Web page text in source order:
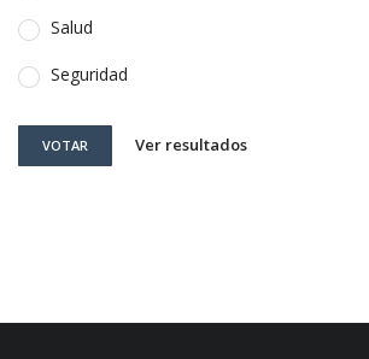
Salud
Seguridad
VOTAR Ver resultados